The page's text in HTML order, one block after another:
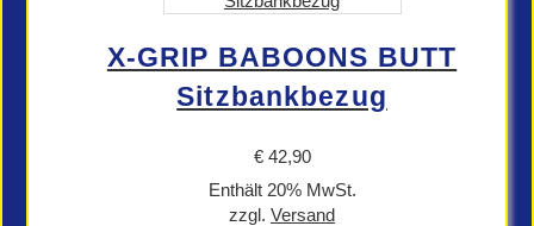
X-GRIP BABOONS BUTT
Sitzbankbezug
€42,90
Enthält 20% MwSt.
zzgl. Versand